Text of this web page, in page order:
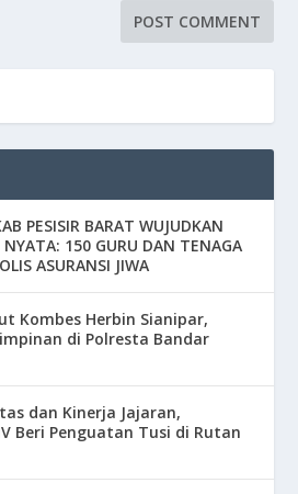
PESISIR BARAT WUJUDKAN
150 GURU DAN TENAGA
ASURANSI JIWA
Kombes Herbin Sianipar,
di Polresta Bandar
dan Kinerja Jajaran,
Beri Penguatan Tusi di Rutan